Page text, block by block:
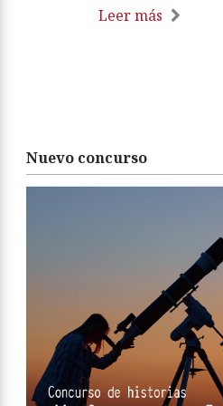
Leer más
Nuevo concurso